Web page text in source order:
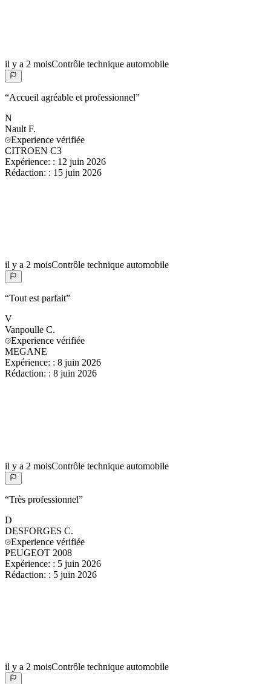
il y a 2 moisContrôle technique automobile
“Accueil agréable et professionnel”
N
Nault F.
Experience vérifiée
CITROEN C3
Expérience: : 12 juin 2026
Rédaction: : 15 juin 2026
il y a 2 moisContrôle technique automobile
“Tout est parfait”
V
Vanpoulle C.
Experience vérifiée
MEGANE
Expérience: : 8 juin 2026
Rédaction: : 8 juin 2026
il y a 2 moisContrôle technique automobile
“Très professionnel”
D
DESFORGES C.
Experience vérifiée
PEUGEOT 2008
Expérience: : 5 juin 2026
Rédaction: : 5 juin 2026
il y a 2 moisContrôle technique automobile